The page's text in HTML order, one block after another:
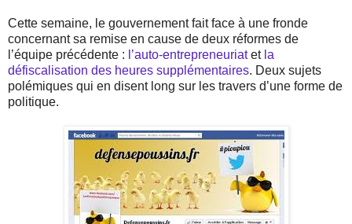
Cette semaine, le gouvernement fait face à une fronde
concernant sa remise en cause de deux réformes de
l’équipe précédente : l’auto-entrepreneuriatet la
défiscalisation des heures supplémentaires. Deux sujets
polémiques qui en disent long sur les travers d’une forme de
politique.